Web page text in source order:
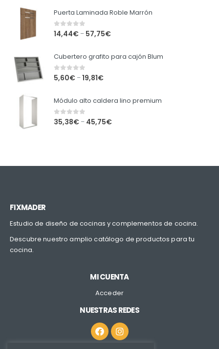
Puerta Laminada Roble Marrón
0 out of 5
14,44€ – 57,75€
Cubertero grafito para cajón Blum
0out of 5
5,60€ –19,81€
Módulo alto caldera lino premium
0out of 5
35,38€ – 45,75€
FIXMADER
Estudio de diseño de cocinas y complementos de cocina.
Descubre nuestro amplio catálogo de productos para tu
cocina.
MI CUENTA
Acceder
NUESTRAS REDES